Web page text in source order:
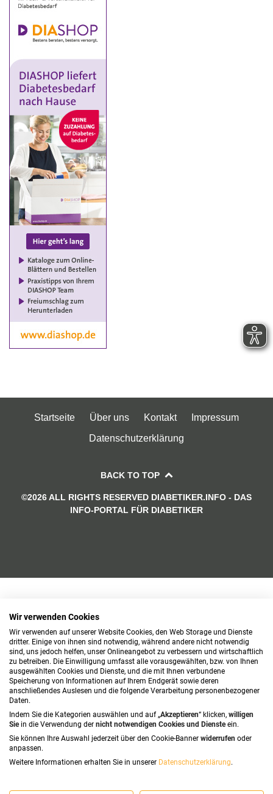
Startseite Über uns Kontakt
Impressum
Datenschutzerklärung
BACK TO TOP
©2026 ALL RIGHTS RESERVED DIABETIKER.INFO - DAS
INFO-PORTAL FÜR DIABETIKER
Wir verwenden Cookies
Wir verwenden auf unserer Website Cookies, den Web Storage und Dienste
dritter. Einige von ihnen sind notwendig, während andere nicht notwendig
sind, uns jedoch helfen, unser Onlineangebot zu verbessern und wirtschaftlich
zu betreiben. Die Einwilligung umfasst alle vorausgewählten, bzw. von Ihnen
ausgewählten Cookies und Dienste, und die mit Ihnen verbundene
Speicherung von Informationen auf Ihrem Endgerät sowie deren
anschließendes Auslesen und die folgende Verarbeitung personenbezogener
Daten.
Indem Sie die Kategorien auswählen und auf „Akzeptieren“ klicken, willigen
Sie in die Verwendung der nicht notwendigen Cookies und Diensteein.
Sie können Ihre Auswahl jederzeit über den Cookie-Banner widerrufen oder
anpassen.
Weitere Informationen erhalten Sie in unserer Datenschutzerklärung.